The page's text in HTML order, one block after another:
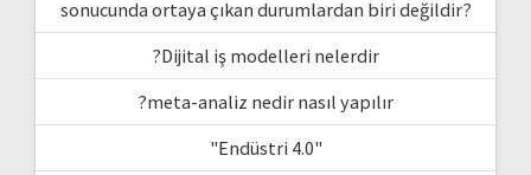
sonucunda ortaya çıkan durumlardan biri değildir?
?Dijital iş modelleri nelerdir
?meta-analiz nedir nasıl yapılır
"Endüstri 4.0"